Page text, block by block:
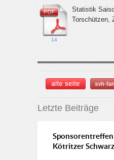
14
Statistik
Torschützen,
Letzte Beiträge
Kötritzer